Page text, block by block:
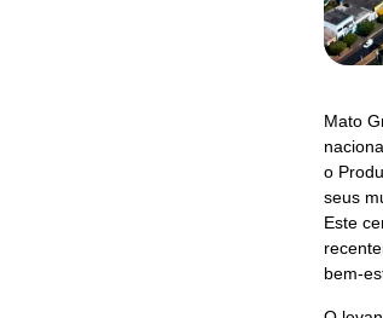
Mato
o
seus
Este
bem-